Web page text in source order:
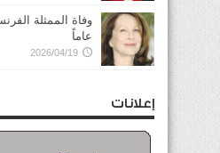
عاماً
2026/04/19
إعلانات